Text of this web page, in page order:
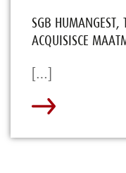
SGB
ACQUISISCE
[…]